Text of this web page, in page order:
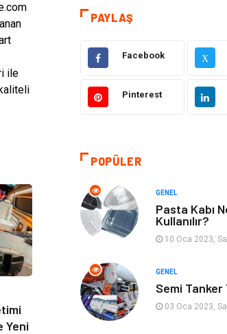
ile
Yeni
Tanıtıcı Reklam
Makine Giyim
Kültür
Finans & Ekonomi
Bilgisayar &
Yazılım
Bebek Giyim Moda
Blogroll
PAYLAŞ
Facebook X
Pinterest
POPÜLER
GENEL
Pasta Kabı
Kullanılır?
10 Oca 2023, Sal
GENEL
Semi
03 Oca 2023, Sal